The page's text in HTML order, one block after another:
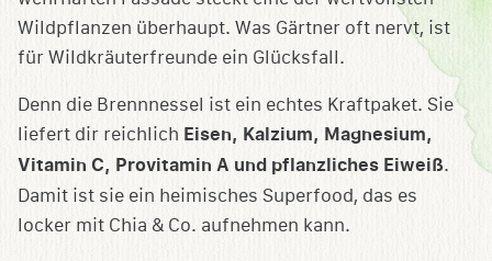
Wildpflanzen überhaupt. Was Gärtner oft nervt, ist
für Wildkräuterfreunde ein Glücksfall.
Denn die Brennnessel ist ein echtes Kraftpaket. Sie
liefert dir reichlich Eisen, Kalzium, Magnesium,
Vitamin C, Provitamin A und pflanzliches Eiweiß.
Damit ist sie ein heimisches Superfood, das es
locker mit Chia & Co. aufnehmen kann.